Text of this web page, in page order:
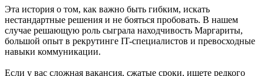
Эта история о том, как важно быть гибким, искать
нестандартные решения и не бояться пробовать. В нашем
случае решающую роль сыграла находчивость Маргариты,
большой опыт в рекрутинге IT-специалистов и превосходные
навыки коммуникации.
Если у вас сложная вакансия, сжатые сроки, ищете редкого